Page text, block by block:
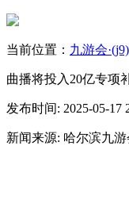
当前位置： 九游会
曲播将投入20亿专项
发布时间: 2025-05-17
新闻来源: 哈尔滨九游